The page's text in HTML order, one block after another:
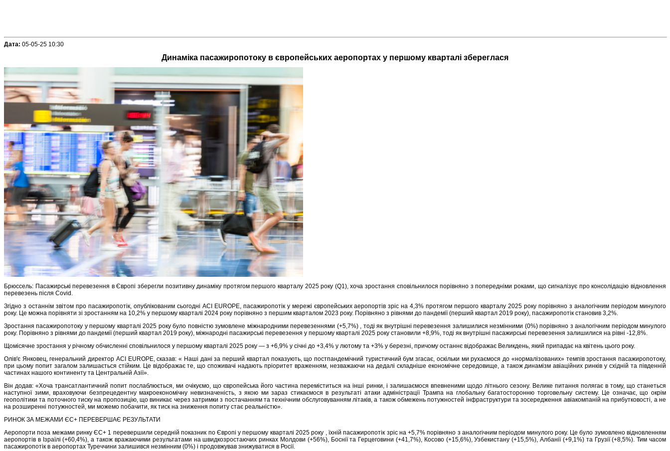
Дата: 05-05-25 10:30
Динаміка пасажиропотоку в європейських аеропортах у першому кварталі збереглася
Брюссель: Пасажирські перевезення в Європі зберегли позитивну динаміку протягом першого кварталу 2025 року (Q1), хоча зростання сповільнилося порівняно з попередніми роками, що сигналізує про консолідацію відновлення
перевезень після Covid.
Згідно з останнім звітом про пасажиропотік, опублікованим сьогодні ACI EUROPE, пасажиропотік у мережі європейських аеропортів зріс на 4,3% протягом першого кварталу 2025 року порівняно з аналогічним періодом минулого
року. Це можна порівняти зі зростанням на 10,2% у першому кварталі 2024 року порівняно з першим кварталом 2023 року. Порівняно з рівнями до пандемії (перший квартал 2019 року), пасажиропотік становив 3,2%.
Зростання пасажиропотоку у першому кварталі 2025 року було повністю зумовлене міжнародними перевезеннями (+5,7%) , тоді як внутрішні перевезення залишилися незмінними (0%) порівняно з аналогічним періодом минулого
року. Порівняно з рівнями до пандемії (перший квартал 2019 року), міжнародні пасажирські перевезення у першому кварталі 2025 року становили +8,9%, тоді як внутрішні пасажирські перевезення залишилися на рівні -12,8%.
Щомісячне зростання у річному обчисленні сповільнилося у першому кварталі 2025 року — з +6,9% у січні до +3,4% у лютому та +3% у березні, причому останнє відображає Великдень, який припадає на квітень цього року.
Олів'є Янковец, генеральний директор ACI EUROPE, сказав: « Наші дані за перший квартал показують, що постпандемічний туристичний бум згасає, оскільки ми рухаємося до «нормалізованих» темпів зростання пасажиропотоку,
при цьому попит загалом залишається стійким. Це відображає те, що споживачі надають пріоритет враженням, незважаючи на дедалі складніше економічне середовище, а також динамізм авіаційних ринків у східній та південній
частинах нашого континенту та Центральній Азії».
Він додав: «Хоча трансатлантичний попит послаблюється, ми очікуємо, що європейська його частина переміститься на інші ринки, і залишаємося впевненими щодо літнього сезону. Велике питання полягає в тому, що станеться
наступної зими, враховуючи безпрецедентну макроекономічну невизначеність, з якою ми зараз стикаємося в результаті атаки адміністрації Трампа на глобальну багатосторонню торговельну систему. Це означає, що окрім
геополітики та поточного тиску на пропозицію, що виникає через затримки з постачанням та технічним обслуговуванням літаків, а також обмежень потужностей інфраструктури та зосередження авіакомпаній на прибутковості, а не
на розширенні потужностей, ми можемо побачити, як тиск на зниження попиту стає реальністю».
РИНОК ЗА МЕЖАМИ ЄС+ ПЕРЕВЕРШАЄ РЕЗУЛЬТАТИ
Аеропорти поза межами ринку ЄС+ 1 перевершили середній показник по Європі у першому кварталі 2025 року , їхній пасажиропотік зріс на +5,7% порівняно з аналогічним періодом минулого року. Це було зумовлено відновленням
аеропортів в Ізраїлі (+60,4%), а також вражаючими результатами на швидкозростаючих ринках Молдови (+56%), Боснії та Герцеговини (+41,7%), Косово (+15,6%), Узбекистану (+15,5%), Албанії (+9,1%) та Грузії (+8,5%). Тим часом
пасажиропотік в аеропортах Туреччини залишився незмінним (0%) і продовжував знижуватися в Росії.